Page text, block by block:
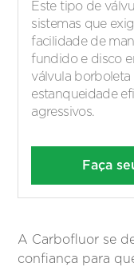
Este tipo de
sistemas que
facilidade de
fundido e disco
válvula
estanqueidade
agressivos.
Faça
A Carbofluor se
confiança para